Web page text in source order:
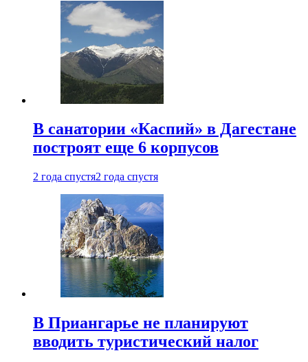
В санатории «Каспий» в Дагестане
построят еще 6 корпусов
2 года спустя2 года спустя
В Приангарье не планируют
вводить туристический налог